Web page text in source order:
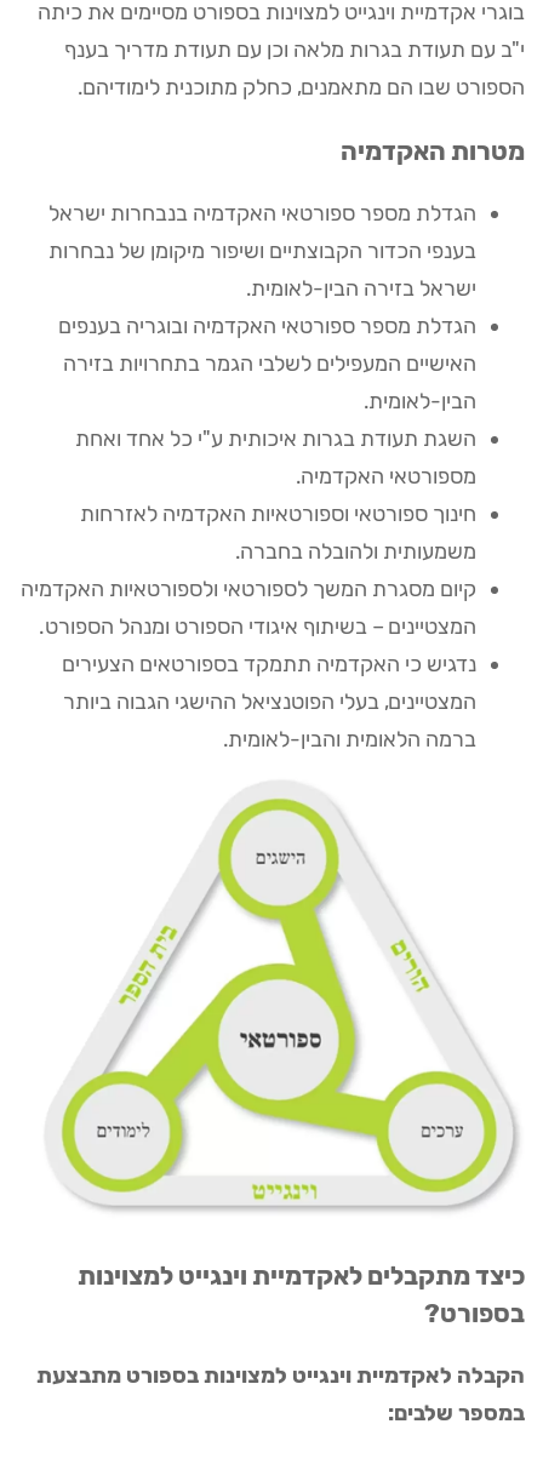
בוגרי אקדמיית וינגייט למצוינות בספורט מסיימים את כיתה
י"ב עם תעודת בגרות מלאה וכן עם תעודת מדריך בענף
הספורט שבו הם מתאמנים, כחלק מתוכנית לימודיהם.
מטרות האקדמיה
הגדלת מספר ספורטאי האקדמיה בנבחרות ישראל
בענפי הכדור הקבוצתיים ושיפור מיקומן של נבחרות
ישראל בזירה הבין-לאומית.
הגדלת מספר ספורטאי האקדמיה ובוגריה בענפים
האישיים המעפילים לשלבי הגמר בתחרויות בזירה
הבין-לאומית.
השגת תעודת בגרות איכותית ע"י כל אחד ואחת
מספורטאי האקדמיה.
חינוך ספורטאי וספורטאיות האקדמיה לאזרחות
משמעותית ולהובלה בחברה.
קיום מסגרת המשך לספורטאי ולספורטאיות האקדמיה
המצטיינים – בשיתוף איגודי הספורט ומנהל הספורט.
נדגיש כי האקדמיה תתמקד בספורטאים הצעירים
המצטיינים, בעלי הפוטנציאל ההישגי הגבוה ביותר
ברמה הלאומית והבין-לאומית.
כיצד מתקבלים לאקדמיית וינגייט למצוינות
בספורט?
הקבלה לאקדמיית וינגייט למצוינות בספורט מתבצעת
במספר שלבים: